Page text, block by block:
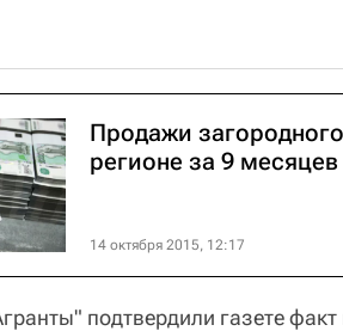
Продажи
регионе за 9
14 октября 2015, 12:17
подтвердили газете